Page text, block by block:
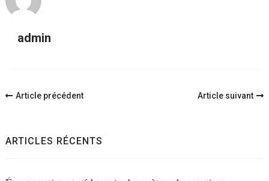
admin
Navigation
Article précédent Article suivant
ARTICLES RÉCENTS